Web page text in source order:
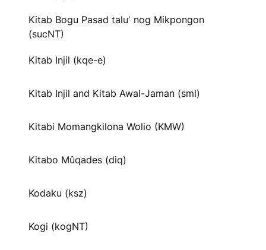
Kitab Bogu Pasad taluʼ nog Mikpongon
(sucNT)
Kitab Injil (kqe-e)
Kitab Injil and Kitab Awal-Jaman (sml)
Kitabi Momangkilona Wolio (KMW)
Kitabo Mûqades (diq)
Kodaku (ksz)
Kogi (kogNT)